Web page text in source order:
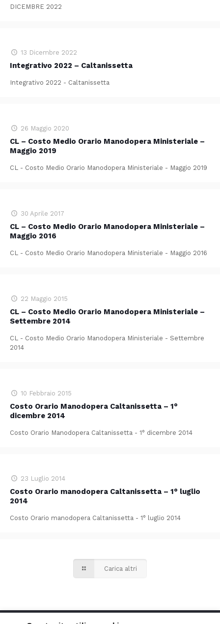
DICEMBRE 2022
13 Dicembre 2022
Integrativo 2022 – Caltanissetta
Integrativo 2022 - Caltanissetta
26 Maggio 2020
CL – Costo Medio Orario Manodopera Ministeriale –
Maggio 2019
CL - Costo Medio Orario Manodopera Ministeriale - Maggio 2019
30 Aprile 2017
CL – Costo Medio Orario Manodopera Ministeriale –
Maggio 2016
CL - Costo Medio Orario Manodopera Ministeriale - Maggio 2016
22 Maggio 2015
CL – Costo Medio Orario Manodopera Ministeriale –
Settembre 2014
CL - Costo Medio Orario Manodopera Ministeriale - Settembre
2014
10 Febbraio 2015
Costo Orario Manodopera Caltanissetta – 1°
dicembre 2014
Costo Orario Manodopera Caltanissetta - 1° dicembre 2014
23 Luglio 2014
Costo Orario manodopera Caltanissetta – 1° luglio
2014
Costo Orario manodopera Caltanissetta - 1° luglio 2014
Carica altri